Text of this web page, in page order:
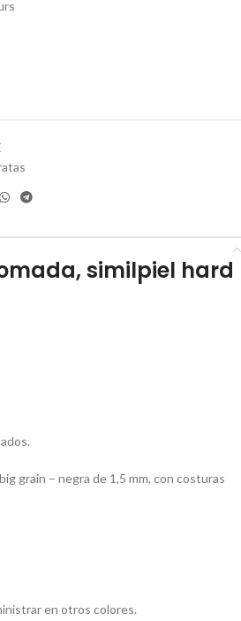
similpiel hard
grain – negra de 1,5 mm, con costuras
en otros colores.